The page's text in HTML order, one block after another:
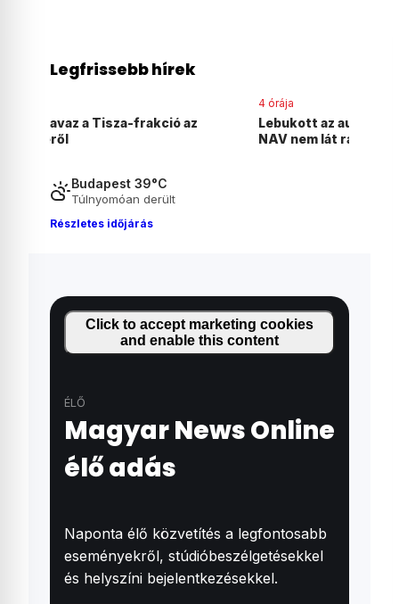
Legfrissebb hírek
Lebukott az autónepper, aki azt hitte, hogy a
NAV nem lát rá a Revolut-számlájára
Budapest 39°C
Túlnyomóan derült
Részletes időjárás
Click to accept marketing cookies
and enable this content
ÉLŐ
Magyar News Online
élő adás
Naponta élő közvetítés a legfontosabb
eseményekről, stúdióbeszélgetésekkel
és helyszíni bejelentkezésekkel.